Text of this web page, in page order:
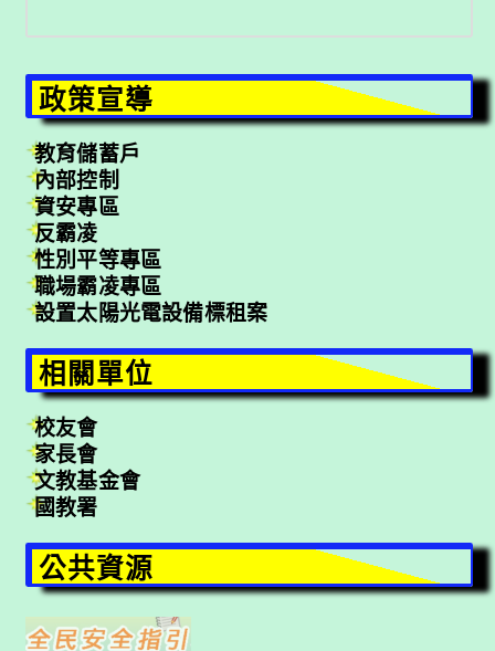
尋
政策宣導
教育儲蓄戶
內部控制
資安專區
反霸凌
性別平等專區
職場霸凌專區
設置太陽光電設備標租案
相關單位
校友會
家長會
文教基金會
國教署
公共資源